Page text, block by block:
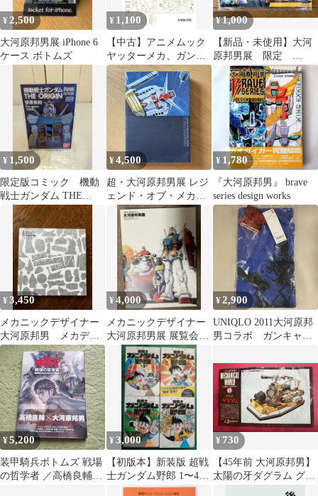
¥ 2,500
大河原邦男展 iPhone 6
ケース ボトムズ
¥ 1,100
【中古】アニメムック
ヤッターメカ、ガンダ
ムを生んだメカニック
デザイナー 大河原邦男
プロフェッショナルの
¥1,000
【新品・未使用】大河
原邦男展 限定
Sketch Bookスケッチブ
ック
¥ 1,500
限定版コミック 機動
戦士ガンダム THE
ORIGIN 初回特典小冊
¥4,500
超・大河原邦男展 レジ
ェンド・オブ・メカデ
ザイン 図録
¥ 1,780
『大河原邦男』 brave
series design works
¥3,450
メカニックデザイナー
大河原邦男 メカデザ
インFOR1/1
¥4,000
メカニックデザイナー
大河原邦男展 展覧会図
¥2,900
UNIQLO 2011大河原邦
男コラボ ガンキャノ
¥5,200
装甲騎兵ボトムズ 戦場
の哲学者 ／高橋良輔✕
¥3,000
【初版本】新装版 超戦
士ガンダム野郎 1〜4巻
セット
¥ 730
【45年前 大河原邦男】
太陽の牙ダグラム グラ
ンドサーチ プラモ説明